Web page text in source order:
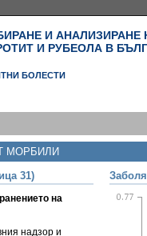
И АНАЛИЗИРАНЕ
И РУБЕОЛА В
БОЛЕСТИ
МОРБИЛИ
31)
на
надзор и